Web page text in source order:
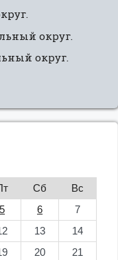
округ.
округ.
Сб
Вс
5 6
7
13
14
20 21